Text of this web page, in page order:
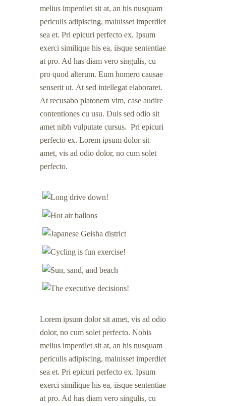
melius imperdiet sit at, an his nusquam
periculis adipiscing, maluisset imperdiet
sea et. Pri epicuri perfecto ex. Ipsum
exerci similique his ea, iisque sententiae
at pro. Ad has diam vero singulis, cu
pro quod alterum. Eum homero causae
senserit ut. At sed intellegat elaboraret.
At recusabo platonem vim, case audire
contentiones cu usu. Duis sed odio sit
amet nibh vulputate cursus. Pri epicuri
perfecto ex. Lorem ipsum dolor sit
amet, vis ad odio dolor, no cum solet
perfecto.
Lorem ipsum dolor sit amet, vis ad odio
dolor, no cum solet perfecto. Nobis
melius imperdiet sit at, an his nusquam
periculis adipiscing, maluisset imperdiet
sea et. Pri epicuri perfecto ex. Ipsum
exerci similique his ea, iisque sententiae
at pro. Ad has diam vero singulis, cu